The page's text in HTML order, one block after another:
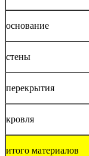
основание
стены
перекрытия
кровля
итого материалов